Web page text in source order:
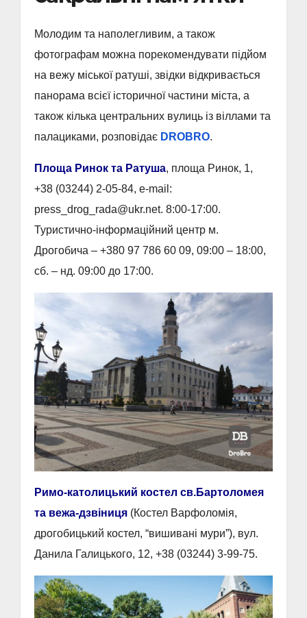
Молодим та наполегливим, а також
фотографам можна порекомендувати підйом
на вежу міської ратуші, звідки відкривається
панорама всієї історичної частини міста, а
також кілька центральних вулиць із віллами та
палациками, розповідає DROBRO.
Площа Ринок та Ратуша, площа Ринок, 1,
+38 (03244) 2-05-84, e-mail:
press_drog_rada@ukr.net. 8:00-17:00.
Туристично-інформаційний центр м.
Дрогобича – +380 97 786 60 09, 09:00 – 18:00,
сб. – нд. 09:00 до 17:00.
Римо-католицький костел св.Бартоломея
та вежа-дзвіниця (Костел Варфоломія,
дрогобицький костел, “вишивані мури”), вул.
Данила Галицького, 12, +38 (03244) 3-99-75.